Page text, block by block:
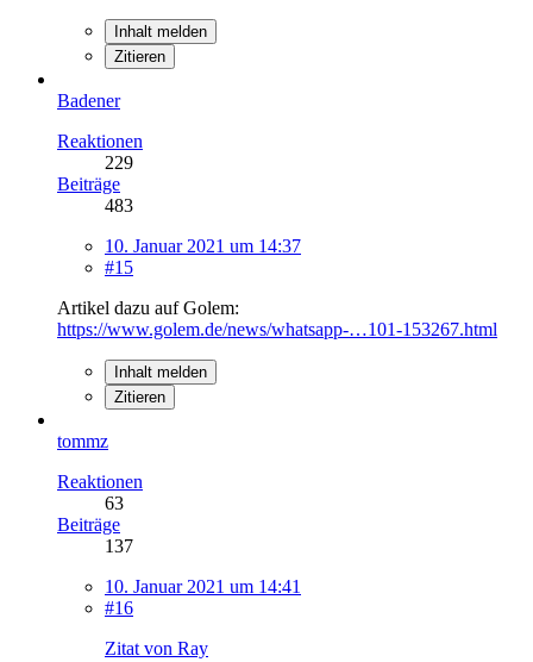
Inhalt melden
Zitieren
Badener
Reaktionen
229
Beiträge
483
10. Januar 2021 um 14:37
#15
Artikel dazu auf Golem:
https://www.golem.de/news/whatsapp-…101-153267.html
Inhalt melden
Zitieren
tommz
Reaktionen
63
Beiträge
137
10. Januar 2021 um 14:41
#16
Zitat von Ray